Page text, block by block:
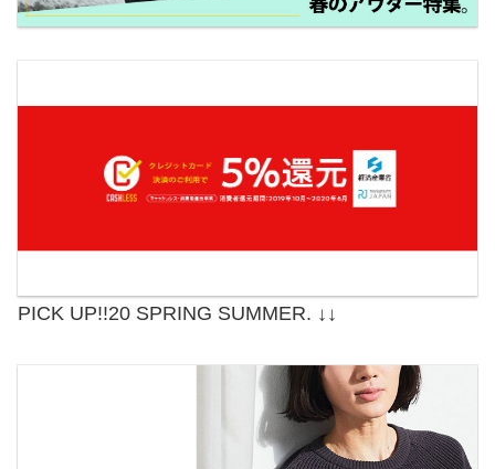
PICK UP!!20 SPRING SUMMER. ↓↓